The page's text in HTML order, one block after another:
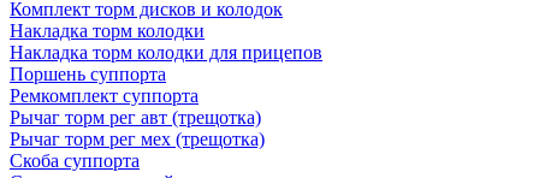
Комплект торм дисков и колодок
Накладка торм колодки
Накладка торм колодки для прицепов
Поршень суппорта
Ремкомплект суппорта
Рычаг торм рег авт (трещотка)
Рычаг торм рег мех (трещотка)
Скоба суппорта